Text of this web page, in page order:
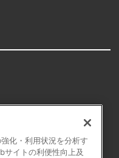
化・利用状況を分析す
サイトの利便性向上及